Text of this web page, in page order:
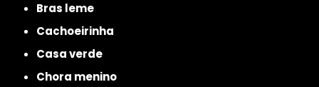
bras leme
cachoeirinha
casa verde
chora menino